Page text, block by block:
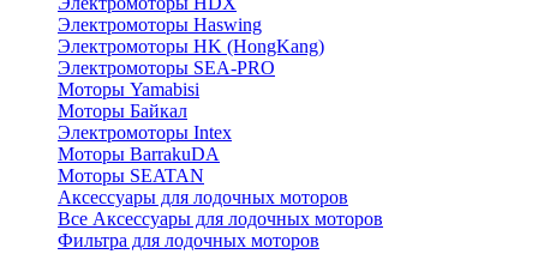
Электромоторы Haswing
Электромоторы HK (HongKang)
Электромоторы SEA-PRO
Моторы Yamabisi
Моторы Байкал
Электромоторы Intex
Моторы BarrakuDA
Моторы SEATAN
Аксессуары для лодочных моторов
Все Аксессуары для лодочных моторов
Фильтра для лодочных моторов